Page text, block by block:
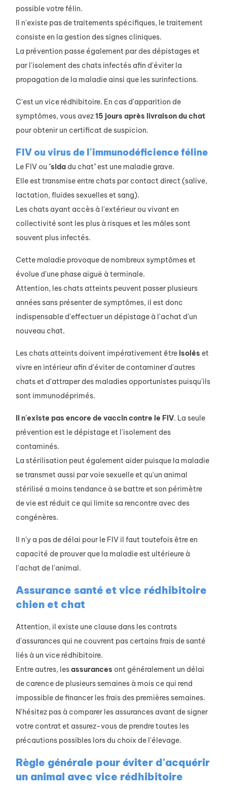
possible votre félin.
Il n'existe pas de traitements spécifiques, le traitement
consiste en la gestion des signes cliniques.
La prévention passe également par des dépistages et
par l'isolement des chats infectés afin d'éviter la
propagation de la maladie ainsi que les surinfections.
C'est un vice rédhibitoire. En cas d'apparition de
symptômes, vous avez15 jours après livraison du chat
pour obtenir un certificat de suspicion.
FIV ou virus de l'immunodéficience féline
Le FIV ou "sida du chat" est une maladie grave.
Elle est transmise entre chats par contact direct (salive,
lactation, fluides sexuelles et sang).
Les chats ayant accès à l'extérieur ou vivant en
collectivité sont les plus à risques et les mâles sont
souvent plus infectés.
Cette maladie provoque de nombreux symptômes et
évolue d'une phase aiguë à terminale.
Attention, les chats atteints peuvent passer plusieurs
années sans présenter de symptômes, il est donc
indispensable d'effectuer un dépistage à l'achat d'un
nouveau chat.
Les chats atteints doivent impérativement êtreisolés et
vivre en intérieur afin d'éviter de contaminer d'autres
chats et d'attraper des maladies opportunistes puisqu'ils
sont immunodéprimés.
Il n'existe pas encore de vaccin contre le FIV. La seule
prévention est le dépistage et l'isolement des
contaminés.
La stérilisation peut également aider puisque la maladie
se transmet aussi par voie sexuelle et qu'un animal
stérilisé a moins tendance à se battre et son périmètre
de vie est réduit ce qui limite sa rencontre avec des
congénères.
Il n'y a pas de délai pour le FIV il faut toutefois être en
capacité de prouver que la maladie est ultérieure à
l'achat de l'animal.
Assurance santé et vice rédhibitoire
chien et chat
Attention, il existe une clause dans les contrats
d'assurances qui ne couvrent pas certains frais de santé
liés à un vice rédhibitoire.
Entre autres, lesassurances ont généralement un délai
de carence de plusieurs semaines à mois ce qui rend
impossible de financer les frais des premières semaines.
N'hésitez pas à comparer les assurances avant de signer
votre contrat et assurez-vous de prendre toutes les
précautions possibles lors du choix de l'élevage.
Règle générale pour éviter d'acquérir
un animal avec vice rédhibitoire